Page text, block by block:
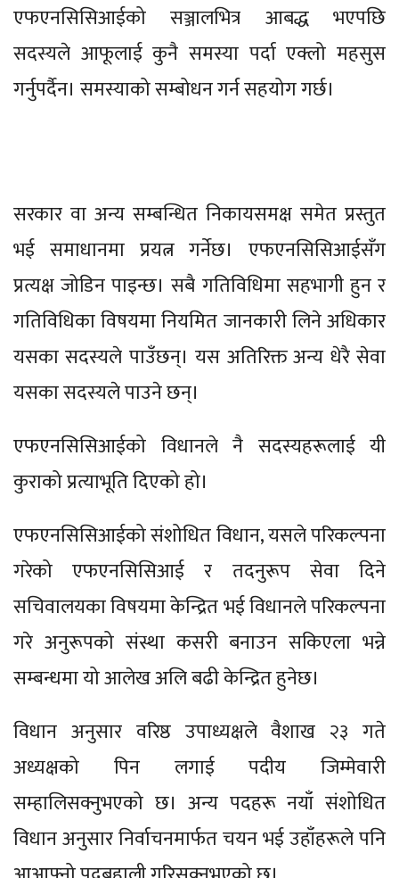
एफएनसिसिआईको सञ्जालभित्र आबद्ध भएपछि
सदस्यले आफूलाई कुनै समस्या पर्दा एक्लो महसुस
गर्नुपर्दैन। समस्याको सम्बोधन गर्न सहयोग गर्छ।
सरकार वा अन्य सम्बन्धित निकायसमक्ष समेत प्रस्तुत
भई समाधानमा प्रयत्न गर्नेछ। एफएनसिसिआईसँग
प्रत्यक्ष जोडिन पाइन्छ। सबै गतिविधिमा सहभागी हुन र
गतिविधिका विषयमा नियमित जानकारी लिने अधिकार
यसका सदस्यले पाउँछन्। यस अतिरिक्त अन्य धेरै सेवा
यसका सदस्यले पाउने छन्।
एफएनसिसिआईको विधानले नै सदस्यहरूलाई यी
कुराको प्रत्याभूति दिएको हो।
एफएनसिसिआईको संशोधित विधान, यसले परिकल्पना
गरेको एफएनसिसिआई र तदनुरूप सेवा दिने
सचिवालयका विषयमा केन्द्रित भई विधानले परिकल्पना
गरे अनुरूपको संस्था कसरी बनाउन सकिएला भन्ने
सम्बन्धमा यो आलेख अलि बढी केन्द्रित हुनेछ।
विधान अनुसार वरिष्ठ उपाध्यक्षले वैशाख २३ गते
अध्यक्षको पिन लगाई पदीय जिम्मेवारी
सम्हालिसक्नुभएको छ। अन्य पदहरू नयाँ संशोधित
विधान अनुसार निर्वाचनमार्फत चयन भई उहाँहरूले पनि